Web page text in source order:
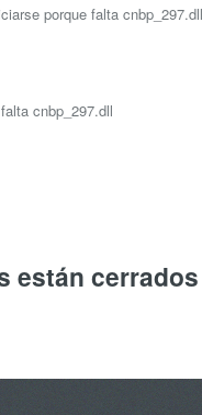
porque falta
cnbp_297.dll
están cerrados